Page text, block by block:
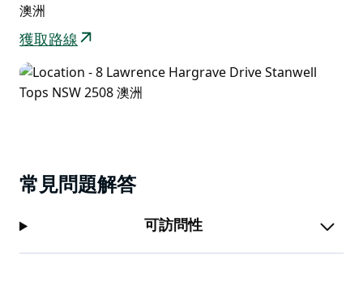
澳洲
獲取路線
常見問題解答
可訪問性